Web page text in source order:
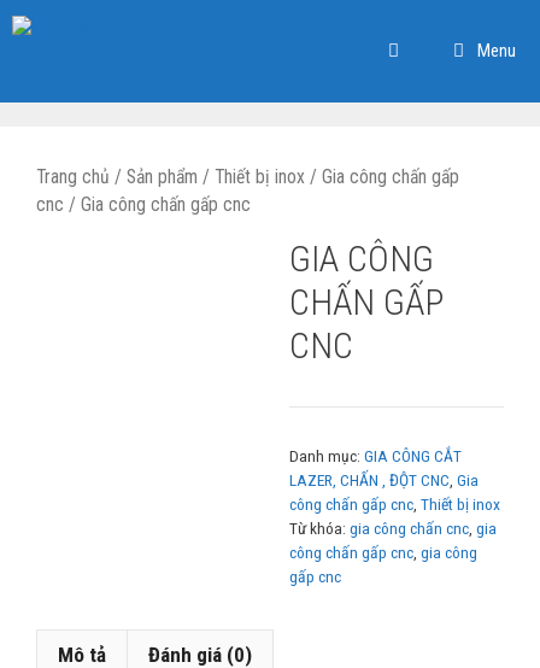
Chuyển
dung
Menu
Trang chủ / Sản phẩm / Thiết bị inox / Gia công chấn gấp
cnc / Gia công chấn gấp cnc
GIA CÔNG
CHẤN GẤP
CNC
Danh mục: GIA CÔNG CẮT
LAZER, CHẤN , ĐỘT CNC Gia
công chấn gấp cnc, Thiết bị inox
Từ khóa: gia công chấn cnc, gia
công chấn gấp cnc, gia công
gấp cnc
Mô tả Đánh giá (0)